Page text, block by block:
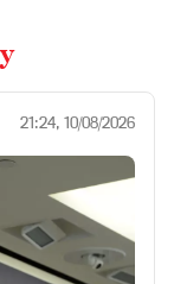
21:24, 10/08/2026